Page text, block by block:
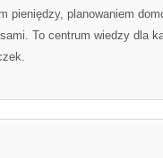
pieniędzy, planowaniem
To centrum wiedzy dla